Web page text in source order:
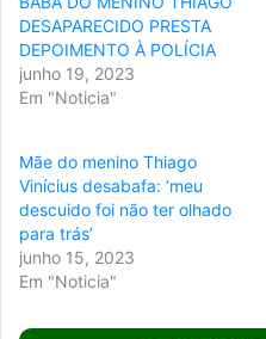
DESAPARECIDO PRESTA
DEPOIMENTO À POLÍCIA
junho 19, 2023
Em "Noticia"
Mãe do menino Thiago
Vinícius desabafa: ‘meu
descuido foi não ter olhado
para trás’
junho 15, 2023
Em "Noticia"